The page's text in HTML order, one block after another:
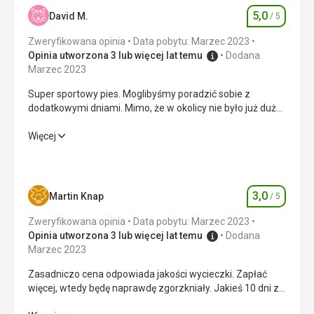
przytulnie, odpowiada naszym 3*. Absolutnie świetne
sprzątanie, codzienna wymiana ręczników, mycie podłóg,
Usługi
Nie skorzystaliśmy, mili animatorzy.
Ta recenzja została automatycznie przetłumaczona za
pomocą Google Translate
David M. Ocena
5,0 / 5
Zweryfikowana opinia
Data pobytu: Marzec 2023
Opinia utworzona 3 lub więcej lat temu
Dodana
Marzec 2023
Super sportowy pies. Moglibyśmy poradzić sobie z
dodatkowymi dniami. Mimo, że w okolicy nie było już dużo
idealna.
Super sportowy pies. Moglibyśmy poradzić sobie z
Wyżywienie 5,0/ 5
Zakwaterowanie 5,0
Cena 5,0 / 5
Więcej
Martin Knap Ocena
3,0 / 5
Zweryfikowana opinia
Data pobytu: Marzec 2023
Opinia utworzona 3 lub więcej lat temu
Dodana
Marzec 2023
Zasadniczo cena odpowiada jakości wycieczki. Zapłać
więcej, wtedy będę naprawdę zgorzkniały. Jakieś 10 dni z